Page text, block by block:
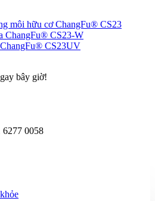
môi hữu cơ ChangFu® CS23
ChangFu® CS23-W
CS23UV
bây giờ!
6277 0058